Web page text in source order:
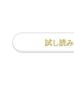
試し読み